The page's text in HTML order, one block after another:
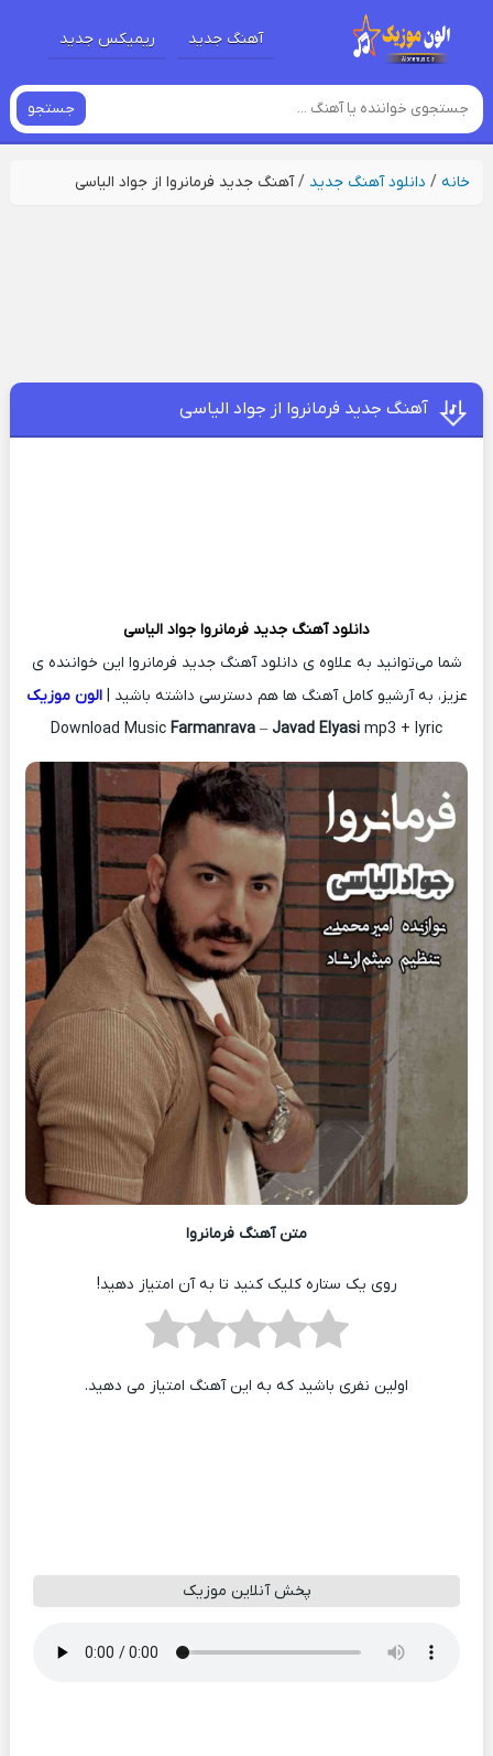
آهنگ جدید ریمیکس جدید
جستجو
خانه/ دانلود آهنگ جدید /آهنگ جدید فرمانروا از جواد الیاسی
آهنگ جدید فرمانروا از جواد الیاسی
دانلود آهنگ جدید فرمانروا جواد الیاسی
شما می‌توانید به علاوه ی دانلود آهنگ جدید فرمانروا این خواننده ی
عزیز، به آرشیو کامل آهنگ ها هم دسترسی داشته باشید |الون موزیک
Download Music Farmanrava – Javad Elyasi mp3 + lyric
متن آهنگ فرمانروا
روی یک ستاره کلیک کنید تا به آن امتیاز دهید!
اولین نفری باشید که به این آهنگ امتیاز می دهید.
پخش آنلاین موزیک